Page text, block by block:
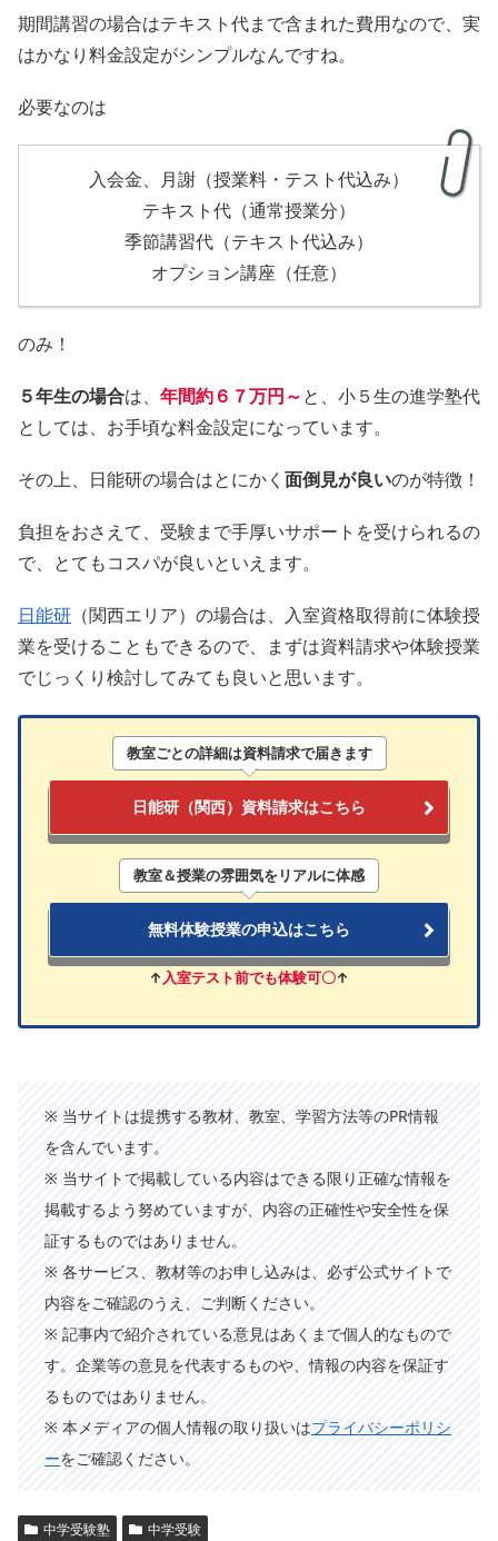
期間講習の場合はテキスト代まで含まれた費用なので、実
はかなり料金設定がシンプルなんですね。
必要なのは
入会金、月謝（授業料・テスト代込み）
テキスト代（通常授業分）
季節講習代（テキスト代込み）
オプション講座（任意）
のみ！
５年生の場合は、 年間約６７万円～と、小５生の進学塾代
としては、お手頃な料金設定になっています。
その上、日能研の場合はとにかく 面倒見が良いのが特徴！
負担をおさえて、受験まで手厚いサポートを受けられるの
で、とてもコスパが良いといえます。
日能研 （関西エリア）の場合は、入室資格取得前に体験授
業を受けることもできるので、まずは資料請求や体験授業
でじっくり検討してみても良いと思います。
教室ごとの詳細は資料請求で届きます
日能研（関西）資料請求はこちら
教室＆授業の雰囲気をリアルに体感
無料体験授業の申込はこちら
↑ 入室テスト前でも体験可〇↑
※ 当サイトは提携する教材、教室、学習方法等のPR情報
を含んでいます。
※ 当サイトで掲載している内容はできる限り正確な情報を
掲載するよう努めていますが、内容の正確性や安全性を保
証するものではありません。
※ 各サービス、教材等のお申し込みは、必ず公式サイトで
内容をご確認のうえ、ご判断ください。
※ 記事内で紹介されている意見はあくまで個人的なもので
す。企業等の意見を代表するものや、情報の内容を保証す
るものではありません。
※ 本メディアの個人情報の取り扱いはプライバシーポリシ
ーをご確認ください。
中学受験塾 中学受験